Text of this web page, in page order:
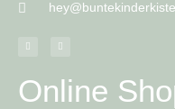
Online